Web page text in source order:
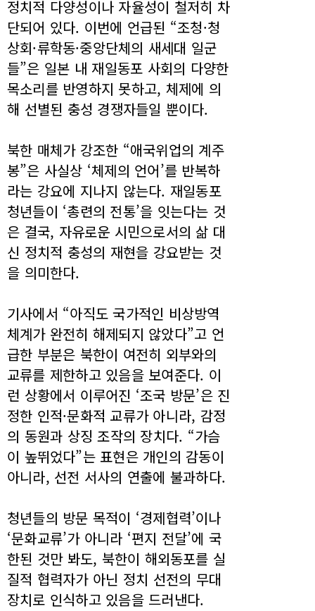
정치적 다양성이나 자율성이 철저히 차
단되어 있다. 이번에 언급된 “조청·청
상회·류학동·중앙단체의 새세대 일군
들”은 일본 내 재일동포 사회의 다양한
목소리를 반영하지 못하고, 체제에 의
해 선별된 충성 경쟁자들일 뿐이다.
북한 매체가 강조한 “애국위업의 계주
봉”은 사실상 ‘체제의 언어’를 반복하
라는 강요에 지나지 않는다. 재일동포
청년들이 ‘총련의 전통’을 잇는다는 것
은 결국, 자유로운 시민으로서의 삶 대
신 정치적 충성의 재현을 강요받는 것
을 의미한다.
기사에서 “아직도 국가적인 비상방역
체계가 완전히 해제되지 않았다”고 언
급한 부분은 북한이 여전히 외부와의
교류를 제한하고 있음을 보여준다. 이
런 상황에서 이루어진 ‘조국 방문’은 진
정한 인적·문화적 교류가 아니라, 감정
의 동원과 상징 조작의 장치다. “가슴
이 높뛰었다”는 표현은 개인의 감동이
아니라, 선전 서사의 연출에 불과하다.
청년들의 방문 목적이 ‘경제협력’이나
‘문화교류’가 아니라 ‘편지 전달’에 국
한된 것만 봐도, 북한이 해외동포를 실
질적 협력자가 아닌 정치 선전의 무대
장치로 인식하고 있음을 드러낸다.